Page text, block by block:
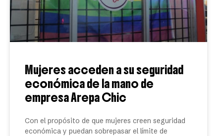
Mujeres acceden a su seguridad
económica de la mano de
empresa Arepa Chic
Con el propósito de que mujeres creen seguridad
económica y puedan sobrepasar el límite de